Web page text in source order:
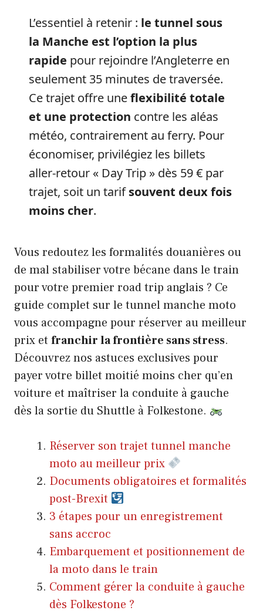
L’essentiel à retenir : le tunnel sous
la Manche est l’option la plus
rapide pour rejoindre l’Angleterre en
seulement 35 minutes de traversée.
Ce trajet offre uneflexibilité totale
et une protection contre les aléas
météo, contrairement au ferry. Pour
économiser, privilégiez les billets
aller-retour « Day Trip » dès 59 € par
trajet, soit un tarifsouvent deux fois
moins cher.
Vous redoutez les formalités douanières ou
de mal stabiliser votre bécane dans le train
pour votre premier road trip anglais ? Ce
guide complet sur le tunnel manche moto
vous accompagne pour réserver au meilleur
prix et franchir la frontière sans stress.
Découvrez nos astuces exclusives pour
payer votre billet moitié moins cher qu’en
voiture et maîtriser la conduite à gauche
dès la sortie du Shuttle à Folkestone.
Réserver son trajet tunnel manche
moto au meilleur prix
Documents obligatoires et formalités
post-Brexit
3 étapes pour un enregistrement
sans accroc
Embarquement et positionnement de
la moto dans le train
Comment gérer la conduite à gauche
dès Folkestone ?